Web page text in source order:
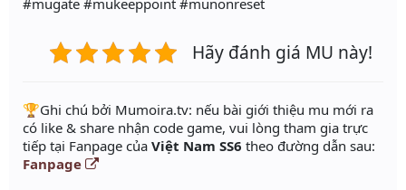
#mugate #mukeeppoint #munonreset
Hãy đánh giá MU này!
️🏆Ghi chú bởi Mumoira.tv: nếu bài giới thiệu mu mới ra
có like & share nhận code game, vui lòng tham gia trực
tiếp tại Fanpage của Việt Nam SS6 theo đường dẫn sau:
Fanpage